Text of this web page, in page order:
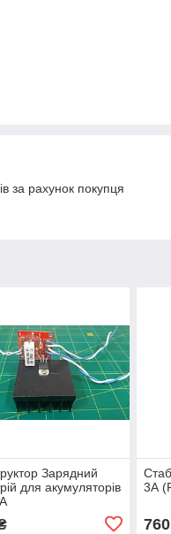
за рахунок покупця
Зарядний
для акумуляторів
3А
760